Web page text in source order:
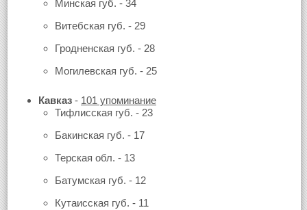
Минская губ. - 34
Витебская губ. - 29
Гродненская губ. - 28
Могилевская губ. - 25
Кавказ - 101 упоминание
Тифлисская губ. - 23
Бакинская губ. - 17
Терская обл. - 13
Батумская губ. - 12
Кутаисская губ. - 11